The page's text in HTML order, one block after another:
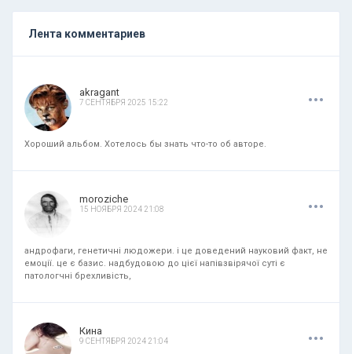
Лента комментариев
akragant
7 СЕНТЯБРЯ 2025 15:22 ...
Хороший альбом. Хотелось бы знать что-то об авторе.
moroziche
15 НОЯБРЯ 2024 21:08 ...
андрофаги, генетичні людожери. і це доведений науковий факт, не
емоції. це є базис. надбудовою до цієї напівзвірячої суті є
патологчні брехливість,
Кина
9 СЕНТЯБРЯ 2024 21:04 ...